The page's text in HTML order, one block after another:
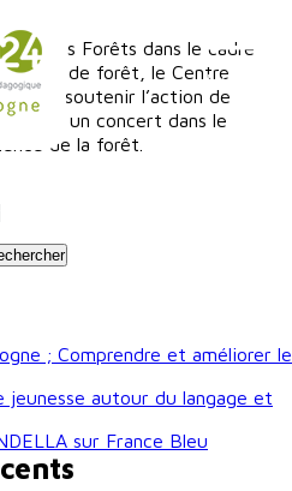
MENU
des Forêts dans le cadre
de forêt, le Centre
de soutenir l’action de
un concert dans le
de la forêt.
; Comprendre et améliorer le
jeunesse autour du langage et
sur France Bleu